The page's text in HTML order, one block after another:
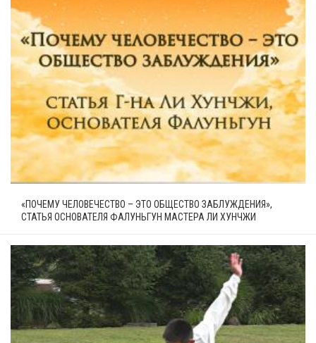
«ПОЧЕМУ ЧЕЛОВЕЧЕСТВО – ЭТО ОБЩЕСТВО ЗАБЛУЖДЕНИЯ»,
СТАТЬЯ ОСНОВАТЕЛЯ ФАЛУНЬГУН МАСТЕРА ЛИ ХУНЧЖИ